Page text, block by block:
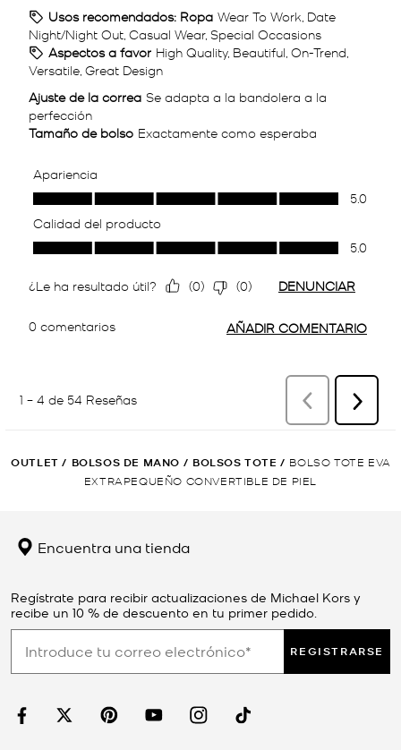
OUTLET / BOLSOS DE MANO / BOLSOS TOTE / BOLSO TOTE EVA
EXTRAPEQUEÑO CONVERTIBLE DE PIEL
Encuentra una tienda
Regístrate para recibir actualizaciones de Michael Kors y
recibe un 10 % de descuento en tu primer pedido.
REGISTRARSE